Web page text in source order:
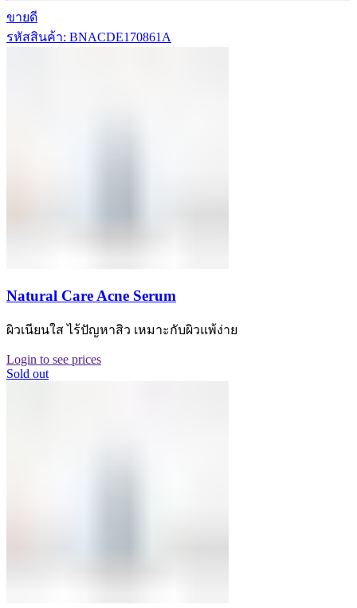
ขายดี
รหัสสินค้า: BNACDE170861A
Natural Care Acne Serum
ผิวเนียนใส ไร้ปัญหาสิว เหมาะกับผิวแพ้ง่าย
Login to see prices
Sold out